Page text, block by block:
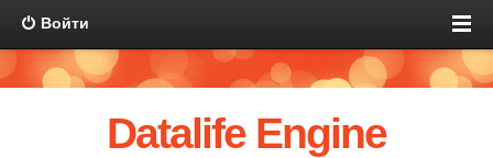
Войти
Datalife Engine